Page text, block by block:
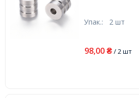
Упак.: 2 шт
98,00 ₴/ 2 шт